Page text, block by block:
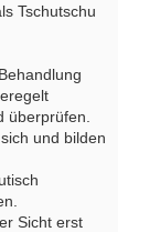
Tschutschu
überprüfen.
und bilden
Sicht erst